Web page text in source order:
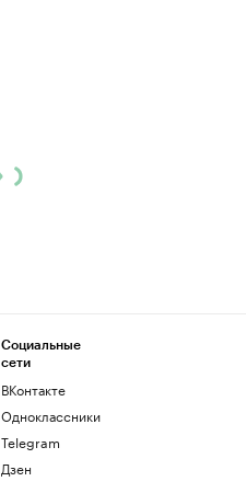
Социальные
сети
ВКонтакте
Одноклассники
Telegram
Дзен